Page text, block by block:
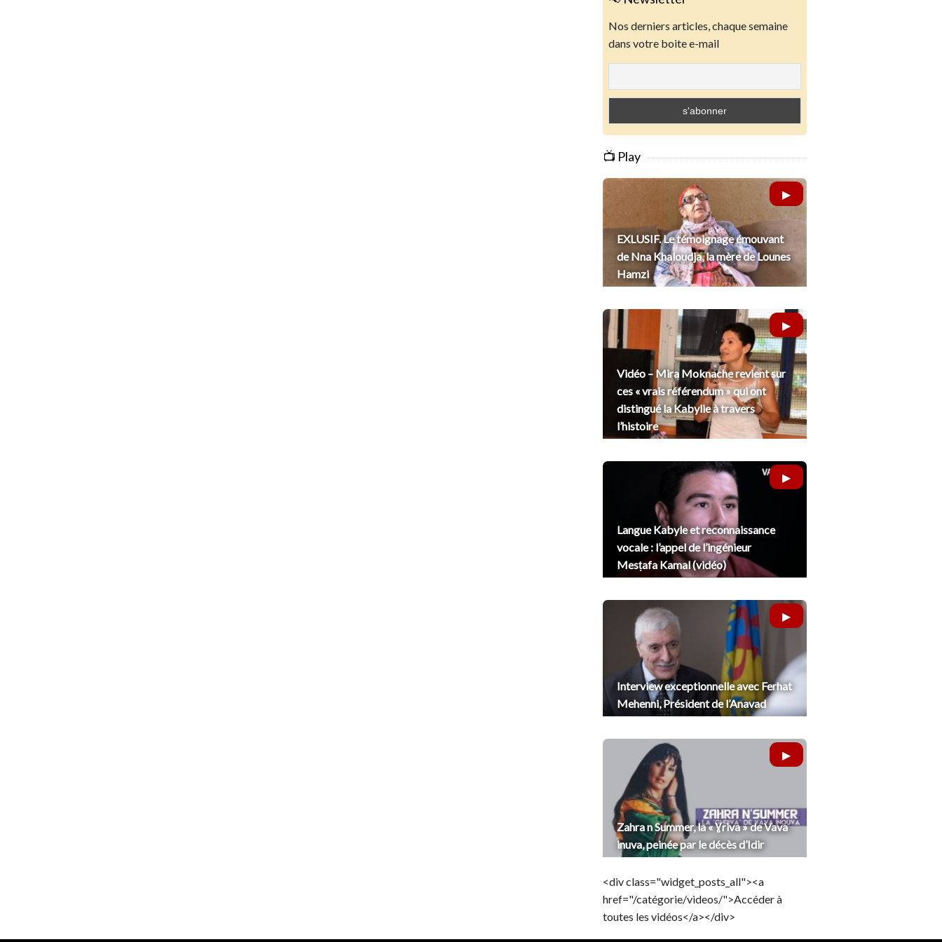
Nos derniers articles, chaque semaine
dans votre boite e-mail
📺 Play
EXLUSIF. Le témoignage émouvant
de Nna Khaloudja, la mère de Lounes
Hamzi
Vidéo – Mira Moknache revient sur
ces « vrais référendum » qui ont
distingué la Kabylie à travers
l’histoire
Langue Kabyle et reconnaissance
vocale : l’appel de l’ingénieur
Mesṭafa Kamal (vidéo)
Interview exceptionnelle avec Ferhat
Mehenni, Président de l’Anavad
Zahra n Summer, la « Ɣriva » de Vava
inuva, peinée par le décès d’Idir
<div class="widget_posts_all"><a
href="/catégorie/videos/">Accéder à
toutes les vidéos</a></div>